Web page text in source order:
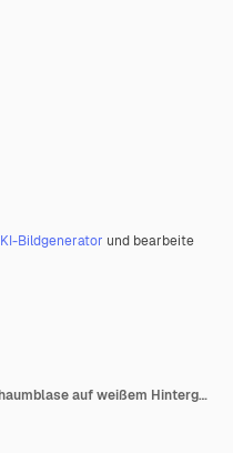
KI-Bildgenerator und bearbeite
Hände waschen Geste und Schaumblase auf weißem Hintergrund.